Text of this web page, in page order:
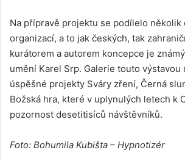
Na přípravě projektu se podílelo
organizací, a to jak českých, tak
kurátorem a autorem koncepce je
umění Karel Srp. Galerie touto výstavou
úspěšné projekty Sváry zření, Černá
Božská hra, které v uplynulých letech k
pozornost desetitisíců návštěvníků.
Foto: Bohumila Kubišta – Hypnotizér